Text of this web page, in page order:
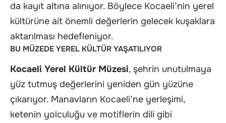
da kayıt altına alınıyor. Böylece Kocaeli’nin yerel
kültürüne ait önemli değerlerin gelecek kuşaklara
aktarılması hedefleniyor.
BU MÜZEDE YEREL KÜLTÜR YAŞATILIYOR
Kocaeli Yerel Kültür Müzesi, şehrin unutulmaya
yüz tutmuş değerlerini yeniden gün yüzüne
çıkarıyor. Manavların Kocaeli’ne yerleşimi,
ketenin yolculuğu ve motiflerin dili gibi